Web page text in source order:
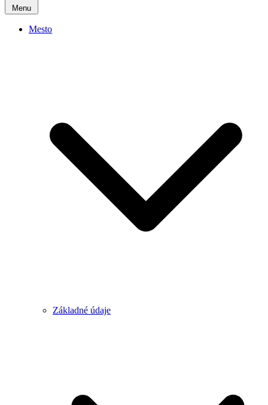
Menu
Mesto
Základné údaje